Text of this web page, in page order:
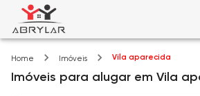
Home Imóveis Vila aparecida
Imóveis para alugar em Vila